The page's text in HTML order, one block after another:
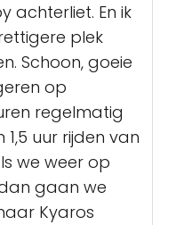
achterliet. En ik
plek
Schoon, goeie
op
regelmatig
1,5 uur rijden van
we weer op
gaan we
Kyaros